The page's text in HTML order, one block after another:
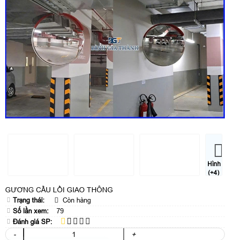
Hình
(+4)
GƯƠNG CẦU LỒI GIAO THÔNG
Trạng thái:
Còn hàng
Số lần xem:
79
Đánh giá SP:
-
+